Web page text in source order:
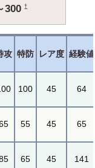
300†
攻 特防 レア度 経験値
100 45 64
55 45 65
65 45 141